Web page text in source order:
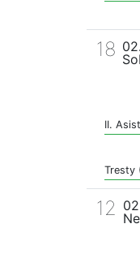
18
II.
Tresty
12